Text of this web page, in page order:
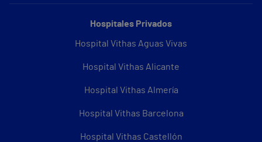
Hospitales Privados
Hospital Vithas Aguas Vivas
Hospital Vithas Alicante
Hospital Vithas Almería
Hospital Vithas Barcelona
Hospital Vithas Castellón